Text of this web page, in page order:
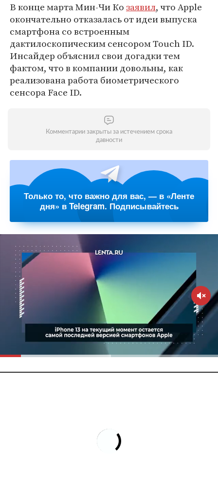
В конце марта Мин-Чи Козаявил, что Apple
окончательно отказалась от идеи выпуска
смартфона со встроенным
дактилоскопическим сенсором Touch ID.
Инсайдер объяснил свои догадки тем
фактом, что в компании довольны, как
реализована работа биометрического
сенсора Face ID.
Комментарии закрыты за истечением срока
давности
Только то, что важно для вас, — в «Ленте
дня» в Telegram. Подписывайтесь